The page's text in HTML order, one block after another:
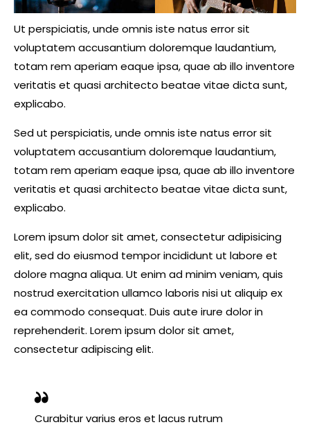
Ut perspiciatis, unde omnis iste natus error sit
voluptatem accusantium doloremque laudantium,
totam rem aperiam eaque ipsa, quae ab illo inventore
veritatis et quasi architecto beatae vitae dicta sunt,
explicabo.
Sed ut perspiciatis, unde omnis iste natus error sit
voluptatem accusantium doloremque laudantium,
totam rem aperiam eaque ipsa, quae ab illo inventore
veritatis et quasi architecto beatae vitae dicta sunt,
explicabo.
Lorem ipsum dolor sit amet, consectetur adipisicing
elit, sed do eiusmod tempor incididunt ut labore et
dolore magna aliqua. Ut enim ad minim veniam, quis
nostrud exercitation ullamco laboris nisi ut aliquip ex
ea commodo consequat. Duis aute irure dolor in
reprehenderit. Lorem ipsum dolor sit amet,
consectetur adipiscing elit.
Curabitur varius eros et lacus rutrum